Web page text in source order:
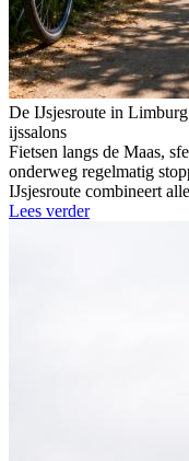
De IJsjesroute in
ijssalons
Fietsen langs de Maas,
onderweg regelmatig
IJsjesroute combineert
Lees verder